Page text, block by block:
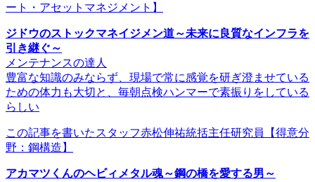
ート・アセットマネジメント】
ジドウのストックマネイジメン道～未来に良質なインフラを
引き継ぐ～
メンテナンスの達人
豊富な知識のみならず、現場で常に感覚を研ぎ澄ませている
ための体力も大切と、毎朝点検ハンマーで素振りをしている
らしい
この記事を書いたスタッフ赤松伸祐統括主任研究員
【得意分
野：鋼構造】
アカマツくんのヘビィメタル魂～鋼の橋を愛する男～